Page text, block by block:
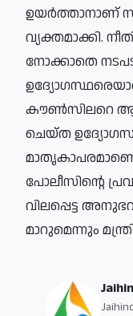
ഉയര്‍ത്താനാണ്
വ്യക്തമാക്കി.
നോക്കാതെ
കൗണ്‍സിലറെ
ചെയ്ത
പോലീസിന്റെ
വിലപ്പെട്ട
മാറുമെന്നും